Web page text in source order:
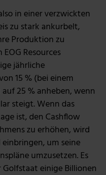
in einer verzwickten
zu stark ankurbelt,
Produktion zu
Resources
jährliche
15 % (bei einem
25 % anheben, wenn
steigt. Wenn das
ist, den Cashflow
zu erhöhen, wird
um seine
umzusetzen. Es
einige Billionen